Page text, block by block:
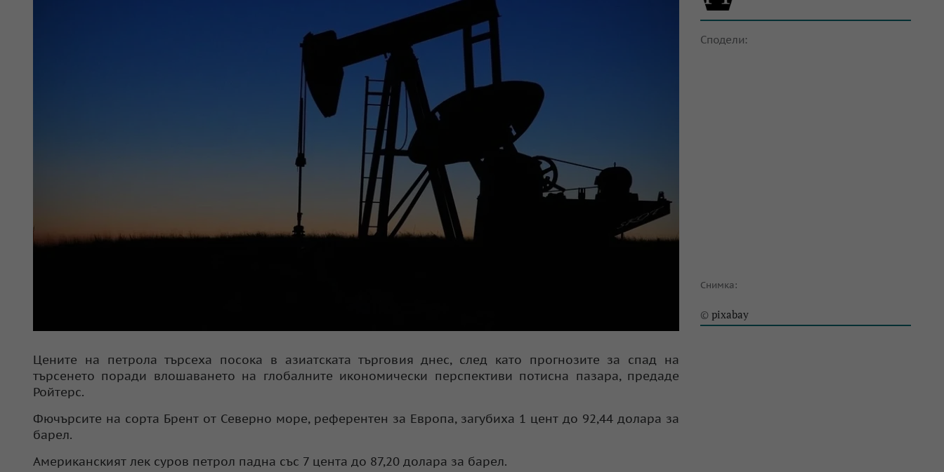
Сподели:
Снимка:
© pixabay
Цените на петрола търсеха посока в азиатската търговия днес, след като прогнозите за спад на
търсенето поради влошаването на глобалните икономически перспективи потисна пазара, предаде
Ройтерс.
Фючърсите на сорта Брент от Северно море, референтен за Европа, загубиха 1 цент до 92,44 долара за
барел.
Американският лек суров петрол падна със 7 цента до 87,20 долара за барел.